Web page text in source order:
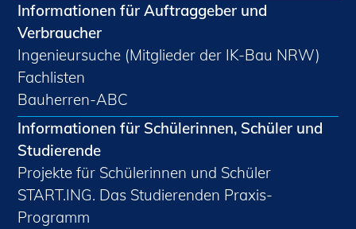
Informationen für Auftraggeber und
Verbraucher
Ingenieursuche (Mitglieder der IK-Bau NRW)
Fachlisten
Bauherren-ABC
Informationen für Schülerinnen, Schüler und
Studierende
Projekte für Schülerinnen und Schüler
START.ING. Das Studierenden Praxis-
Programm